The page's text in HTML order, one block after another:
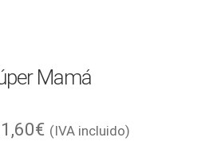
Mamá
1,60€ (IVA incluido)